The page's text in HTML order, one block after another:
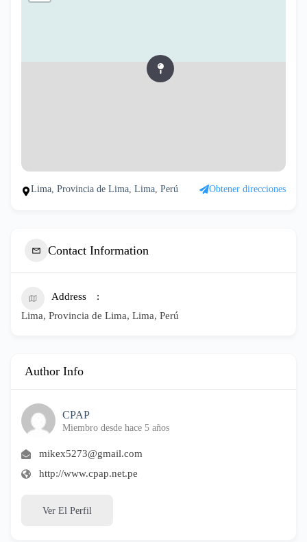
Lima, Provincia de Lima, Lima, Perú Obtener direcciones
Contact Information
Address
Lima, Provincia de Lima, Lima, Perú
Author Info
CPAP
Miembro desde hace 5 años
mikex5273@gmail.com
http://www.cpap.net.pe
Ver El Perfil